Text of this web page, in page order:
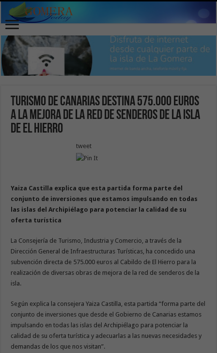
Turismo de Canarias destina 575.000 euros
a la mejora de la red de senderos de la isla
de El Hierro
tweet
Yaiza Castilla explica que esta partida forma parte del
conjunto de inversiones que estamos impulsando en todas
las islas del Archipiélago para potenciar la calidad de su
oferta turística
La Consejería de Turismo, Industria y Comercio, a través de la
Dirección General de Infraestructuras Turísticas, ha concedido una
subvención directa de 575.000 euros al Cabildo de El Hierro para la
realización de diversas obras de mejora de la red de senderos de la
isla.
Según explica la consejera Yaiza Castilla, esta partida “forma parte del
conjunto de inversiones que desde el Gobierno de Canarias estamos
impulsando en todas las islas del Archipiélago para potenciar la
calidad de su oferta turística y adecuarlas a las nuevas necesidades y
demandas de los que nos visitan”.